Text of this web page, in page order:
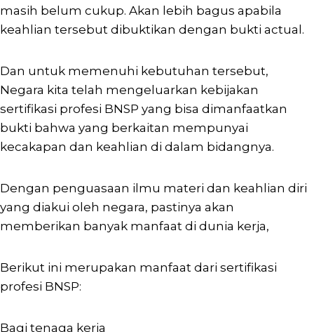
masih belum cukup. Akan lebih bagus apabila
keahlian tersebut dibuktikan dengan bukti actual.
Dan untuk memenuhi kebutuhan tersebut,
Negara kita telah mengeluarkan kebijakan
sertifikasi profesi BNSP yang bisa dimanfaatkan
bukti bahwa yang berkaitan mempunyai
kecakapan dan keahlian di dalam bidangnya.
Dengan penguasaan ilmu materi dan keahlian diri
yang diakui oleh negara, pastinya akan
memberikan banyak manfaat di dunia kerja,
Berikut ini merupakan manfaat dari sertifikasi
profesi BNSP:
Bagi tenaga kerja